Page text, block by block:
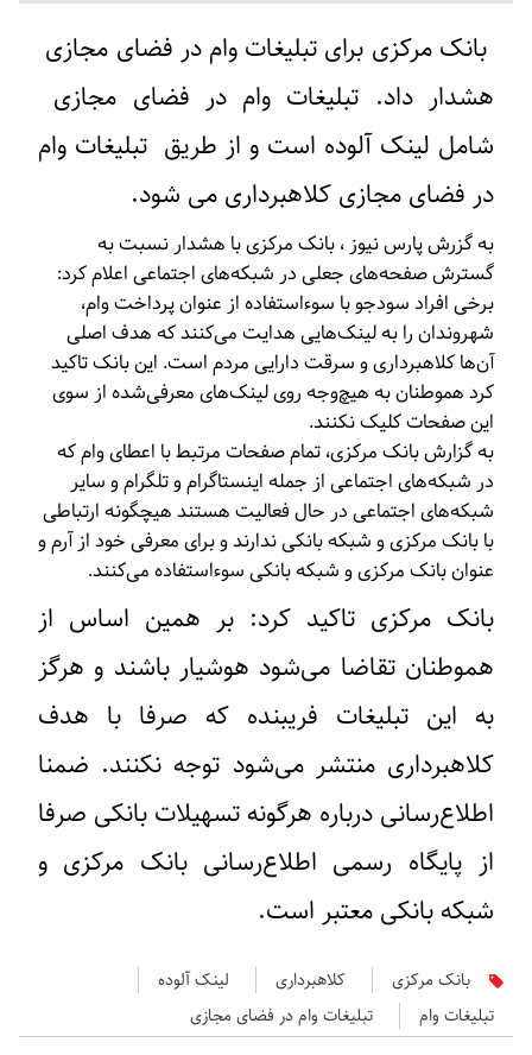
بانک مرکزی برای تبلیغات وام در فضای مجازی
هشدار داد. تبلیغات وام در فضای مجازی
شامل لینک آلوده است و از طریق تبلیغات وام
در فضای مجازی کلاهبرداری می شود.
به گزرش پارس نیوز ، بانک مرکزی با هشدار نسبت به
گسترش صفحه‌های جعلی در شبکه‌های اجتماعی اعلام کرد:
برخی افراد سودجو با سوءاستفاده از عنوان پرداخت وام،
شهروندان را به لینک‌هایی هدایت می‌کنند که هدف اصلی
آن‌ها کلاهبرداری و سرقت دارایی مردم است. این بانک تاکید
کرد هموطنان به هیچ‌وجه روی لینک‌های معرفی‌شده از سوی
این صفحات کلیک نکنند.
به گزارش بانک مرکزی، تمام صفحات مرتبط با اعطای وام که
در شبکه‌های اجتماعی از جمله اینستاگرام و تلگرام و سایر
شبکه‌های اجتماعی در حال فعالیت هستند هیچگونه ارتباطی
با بانک مرکزی و شبکه بانکی ندارند و برای معرفی خود از آرم و
عنوان بانک مرکزی و شبکه بانکی سوءاستفاده می‌کنند.
بانک مرکزی تاکید کرد: بر همین اساس از
هموطنان تقاضا می‌شود هوشیار باشند و هرگز
به این تبلیغات فریبنده که صرفا با هدف
کلاهبرداری منتشر می‌شود توجه نکنند. ضمنا
اطلاع‌رسانی درباره هرگونه تسهیلات بانکی صرفا
از پایگاه رسمی اطلاع‌رسانی بانک مرکزی و
شبکه بانکی معتبر است.
بانک مرکزی کلاهبرداری
لینک آلوده
تبلیغات وام
تبلیغات وام در فضای مجازی